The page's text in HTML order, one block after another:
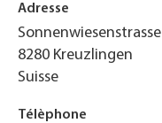
Adresse
8280 Kreuzlingen
Suisse
Télèphone